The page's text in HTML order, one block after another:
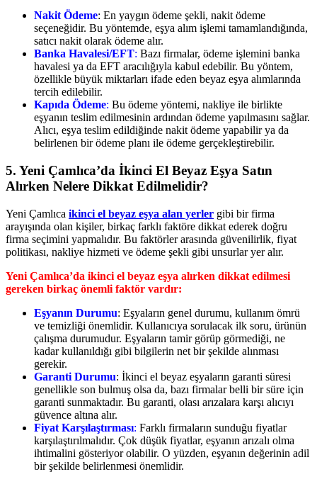
Nakit Ödeme: En yaygın ödeme şekli, nakit ödeme
seçeneğidir. Bu yöntemde, eşya alım işlemi tamamlandığında,
satıcı nakit olarak ödeme alır.
Banka Havalesi/EFT: Bazı firmalar, ödeme işlemini banka
havalesi ya da EFT aracılığıyla kabul edebilir. Bu yöntem,
özellikle büyük miktarları ifade eden beyaz eşya alımlarında
tercih edilebilir.
Kapıda Ödeme: Bu ödeme yöntemi, nakliye ile birlikte
eşyanın teslim edilmesinin ardından ödeme yapılmasını sağlar.
Alıcı, eşya teslim edildiğinde nakit ödeme yapabilir ya da
belirlenen bir ödeme planı ile ödeme gerçekleştirebilir.
5. Yeni Çamlıca’da İkinci El Beyaz Eşya Satın
Alırken Nelere Dikkat Edilmelidir?
Yeni Çamlıca ikinci el beyaz eşya alan yerler gibi bir firma
arayışında olan kişiler, birkaç farklı faktöre dikkat ederek doğru
firma seçimini yapmalıdır. Bu faktörler arasında güvenilirlik, fiyat
politikası, nakliye hizmeti ve ödeme şekli gibi unsurlar yer alır.
Yeni Çamlıca’da ikinci el beyaz eşya alırken dikkat edilmesi
gereken birkaç önemli faktör vardır:
Eşyanın Durumu: Eşyaların genel durumu, kullanım ömrü
ve temizliği önemlidir. Kullanıcıya sorulacak ilk soru, ürünün
çalışma durumudur. Eşyaların tamir görüp görmediği, ne
kadar kullanıldığı gibi bilgilerin net bir şekilde alınması
gerekir.
Garanti Durumu: İkinci el beyaz eşyaların garanti süresi
genellikle son bulmuş olsa da, bazı firmalar belli bir süre için
garanti sunmaktadır. Bu garanti, olası arızalara karşı alıcıyı
güvence altına alır.
Fiyat Karşılaştırması: Farklı firmaların sunduğu fiyatlar
karşılaştırılmalıdır. Çok düşük fiyatlar, eşyanın arızalı olma
ihtimalini gösteriyor olabilir. O yüzden, eşyanın değerinin adil
bir şekilde belirlenmesi önemlidir.